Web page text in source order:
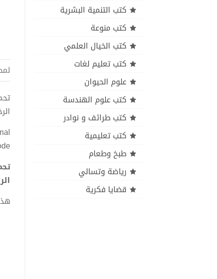
كتب التنمية البشرية
كتب منوعة
كتب الخيال العلمي
كتب تعليم لغات
علوم الحيوان
كتب علوم الهندسة
كتب طرائف و نوادر
كتب تعليمية
طبخ وطعام
رياضة وتسالي
قضايا فكرية